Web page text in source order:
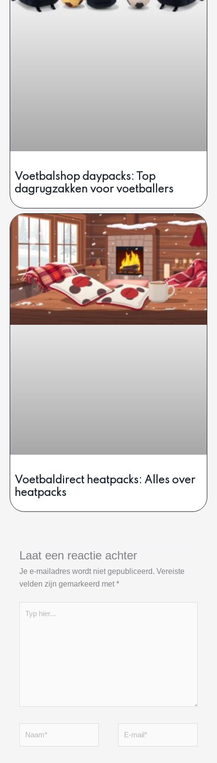
Voetbalshop daypacks: Top
dagrugzakken voor voetballers
Voetbaldirect heatpacks: Alles over
heatpacks
Laat een reactie achter
Je e-mailadres wordt niet gepubliceerd. Vereiste
velden zijn gemarkeerd met *
hier...